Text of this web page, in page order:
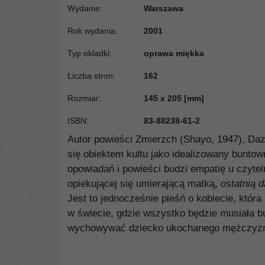
Wydanie: Warszawa
Rok wydania: 2001
Typ okladki: oprawa miękka
Liczba stron: 162
Rozmiar: 145 x 205 [mm]
ISBN: 83-88238-61-2
Autor powieści Zmierzch (Shayo, 1947),
się obiektem kultu jako idealizowany
opowiadań i powieści budzi empatię u
opiekującej się umierającą matką, ostatnią
Jest to jednocześnie pieśń o kobiecie,
w świecie, gdzie wszystko będzie musiała
wychowywać dziecko ukochanego